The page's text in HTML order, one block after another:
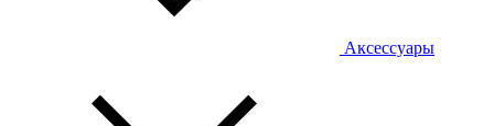
Аксессуары